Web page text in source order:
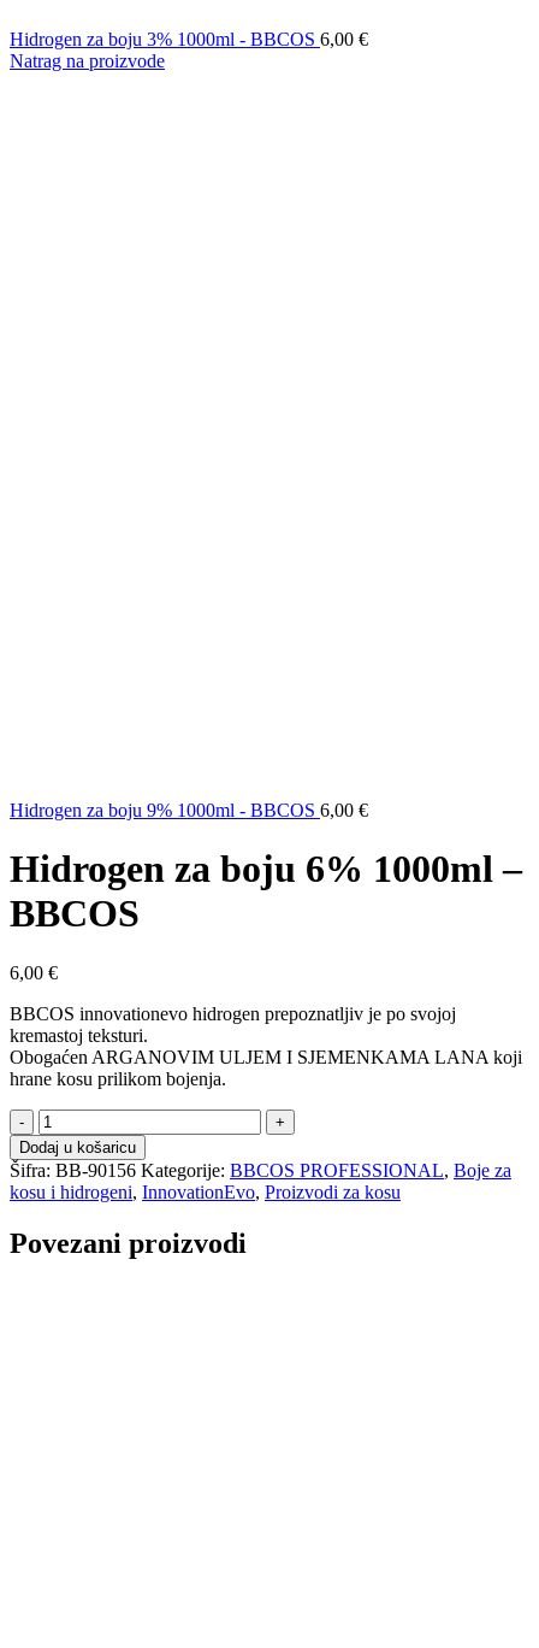
Hidrogen za boju 3% 1000ml - BBCOS 6,00 €
Natrag na proizvode
Hidrogen za boju 9% 1000ml - BBCOS 6,00 €
Hidrogen za boju 6% 1000ml –
BBCOS
6,00 €
BBCOS innovationevo hidrogen prepoznatljiv je po svojoj
kremastoj teksturi.
Obogaćen ARGANOVIM ULJEM I SJEMENKAMA LANA koji
hrane kosu prilikom bojenja.
Hidrogen
za
boju
6%
1000ml
BBCOS
Dodaj u košaricu
Šifra: BB-90156 Kategorije: BBCOS PROFESSIONAL, Boje za
kosu i hidrogeni, InnovationEvo, Proizvodi za kosu
Povezani proizvodi